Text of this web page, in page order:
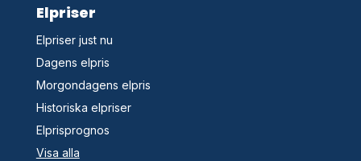
Elpriser
Elpriser just nu
Dagens elpris
Morgondagens elpris
Historiska elpriser
Elprisprognos
Visa alla